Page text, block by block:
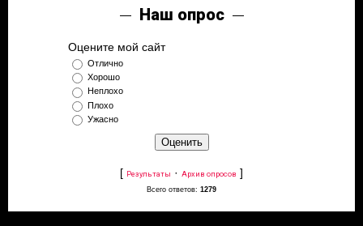
Наш опрос
Оцените мой сайт
Отлично
Хорошо
Неплохо
Плохо
Ужасно
[ Результаты · Архив опросов ]
Всего ответов: 1279